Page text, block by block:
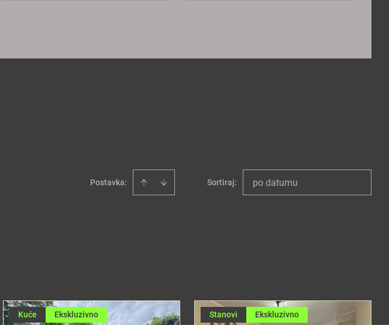
Postavka: Sortiraj: po datumu
Kuće Ekskluzivno Stanovi Ekskluzivno